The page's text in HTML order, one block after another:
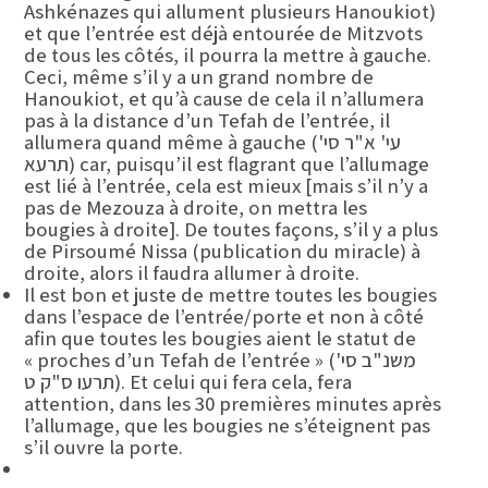
Ashkénazes qui allument plusieurs Hanoukiot)
et que l’entrée est déjà entourée de Mitzvots
de tous les côtés, il pourra la mettre à gauche.
Ceci, même s’il y a un grand nombre de
Hanoukiot, et qu’à cause de cela il n’allumera
pas à la distance d’un Tefah de l’entrée, il
allumera quand même à gauche (עי' א"ר סי'
תרעא) car, puisqu’il est flagrant que l’allumage
est lié à l’entrée, cela est mieux [mais s’il n’y a
pas de Mezouza à droite, on mettra les
bougies à droite]. De toutes façons, s’il y a plus
de Pirsoumé Nissa (publication du miracle) à
droite, alors il faudra allumer à droite.
Il est bon et juste de mettre toutes les bougies
dans l’espace de l’entrée/porte et non à côté
afin que toutes les bougies aient le statut de
« proches d’un Tefah de l’entrée » (משנ"ב סי'
תרעו ס"ק ט). Et celui qui fera cela, fera
attention, dans les 30 premières minutes après
l’allumage, que les bougies ne s’éteignent pas
s’il ouvre la porte.